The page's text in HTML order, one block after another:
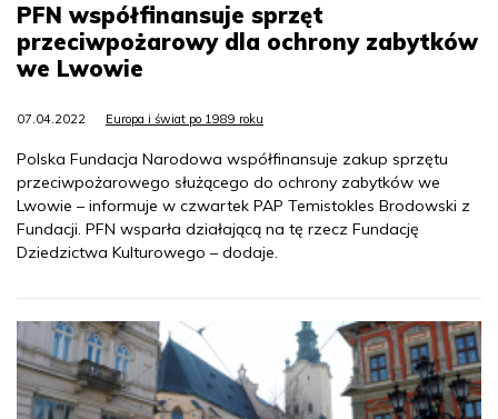
PFN współfinansuje sprzęt
przeciwpożarowy dla ochrony zabytków
we Lwowie
07.04.2022 Europa i świat po 1989 roku
Polska Fundacja Narodowa współfinansuje zakup sprzętu
przeciwpożarowego służącego do ochrony zabytków we
Lwowie – informuje w czwartek PAP Temistokles Brodowski z
Fundacji. PFN wsparła działającą na tę rzecz Fundację
Dziedzictwa Kulturowego – dodaje.